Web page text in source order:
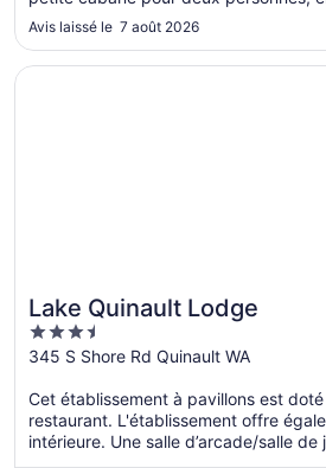
de charme et l'équipement est
stipulé ..."
Avis laissé le 7 août 2026
Lake Quinault Lodge
3.5
out
5
345 S Shore Rd Quinault WA
Cet établissement à pavillons est
restaurant. L'établissement offre
intérieure. Une salle d’arcade/salle de
S’ouvre dans une nouvelle fenêtre
Lake Quinault Lodge